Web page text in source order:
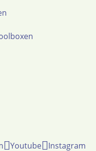
Youtube Instagram